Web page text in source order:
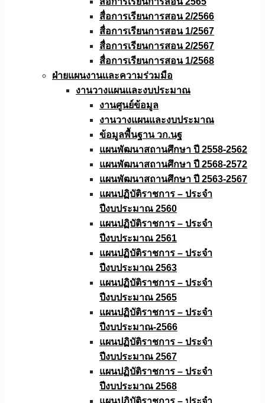
สื่อการเรียนการสอน 2/2566
สื่อการเรียนการสอน 1/2567
สื่อการเรียนการสอน 2/2567
สื่อการเรียนการสอน 1/2568
ฝ่ายแผนงานเเละความร่วมมือ
งานวางแผนเเละงบประมาณ
งานศูนย์ข้อมูล
งานวางแผนและงบประมาณ
ข้อมูลพื้นฐาน วก.นฐ
แผนพัฒนาสถานศึกษา ปี 2558-2562
แผนพัฒนาสถานศึกษา ปี 2568-2572
แผนพัฒนาสถานศึกษา ปี 2563-2567
แผนปฏิบัติราชการ – ประจำ
ปีงบประมาณ 2560
แผนปฏิบัติราชการ – ประจำ
ปีงบประมาณ 2561
แผนปฏิบัติราชการ – ประจำ
ปีงบประมาณ 2563
แผนปฏิบัติราชการ – ประจำ
ปีงบประมาณ 2565
แผนปฏิบัติราชการ – ประจำ
ปีงบประมาณ-2566
แผนปฏิบัติราชการ – ประจำ
ปีงบประมาณ 2567
แผนปฏิบัติราชการ – ประจำ
ปีงบประมาณ 2568
แผนปฏิบัติราชการ – ประจำ